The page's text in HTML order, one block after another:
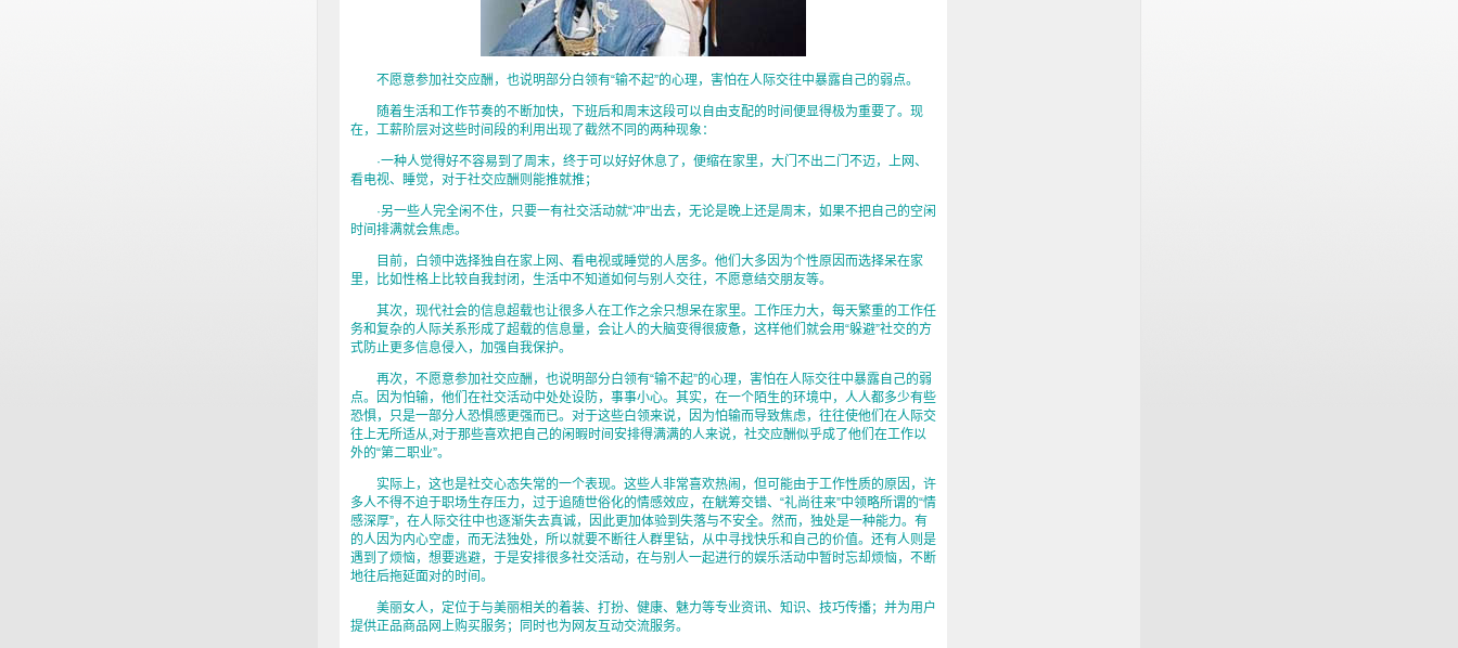
不愿意参加社交应酬，也说明部分白领有“输不起”的心理，害怕在人际交往中暴露自己的弱点。
随着生活和工作节奏的不断加快，下班后和周末这段可以自由支配的时间便显得极为重要了。现
在，工薪阶层对这些时间段的利用出现了截然不同的两种现象：
·一种人觉得好不容易到了周末，终于可以好好休息了，便缩在家里，大门不出二门不迈，上网、
看电视、睡觉，对于社交应酬则能推就推；
·另一些人完全闲不住，只要一有社交活动就“冲”出去，无论是晚上还是周末，如果不把自己的空闲
时间排满就会焦虑。
目前，白领中选择独自在家上网、看电视或睡觉的人居多。他们大多因为个性原因而选择呆在家
里，比如性格上比较自我封闭，生活中不知道如何与别人交往，不愿意结交朋友等。
其次，现代社会的信息超载也让很多人在工作之余只想呆在家里。工作压力大，每天繁重的工作任
务和复杂的人际关系形成了超载的信息量，会让人的大脑变得很疲惫，这样他们就会用“躲避”社交的方
式防止更多信息侵入，加强自我保护。
再次，不愿意参加社交应酬，也说明部分白领有“输不起”的心理，害怕在人际交往中暴露自己的弱
点。因为怕输，他们在社交活动中处处设防，事事小心。其实，在一个陌生的环境中，人人都多少有些
恐惧，只是一部分人恐惧感更强而已。对于这些白领来说，因为怕输而导致焦虑，往往使他们在人际交
往上无所适从,对于那些喜欢把自己的闲暇时间安排得满满的人来说，社交应酬似乎成了他们在工作以
外的“第二职业”。
实际上，这也是社交心态失常的一个表现。这些人非常喜欢热闹，但可能由于工作性质的原因，许
多人不得不迫于职场生存压力，过于追随世俗化的情感效应，在觥筹交错、“礼尚往来”中领略所谓的“情
感深厚”，在人际交往中也逐渐失去真诚，因此更加体验到失落与不安全。然而，独处是一种能力。有
的人因为内心空虚，而无法独处，所以就要不断往人群里钻，从中寻找快乐和自己的价值。还有人则是
遇到了烦恼，想要逃避，于是安排很多社交活动，在与别人一起进行的娱乐活动中暂时忘却烦恼，不断
地往后拖延面对的时间。
美丽女人，定位于与美丽相关的着装、打扮、健康、魅力等专业资讯、知识、技巧传播；并为用户
提供正品商品网上购买服务；同时也为网友互动交流服务。